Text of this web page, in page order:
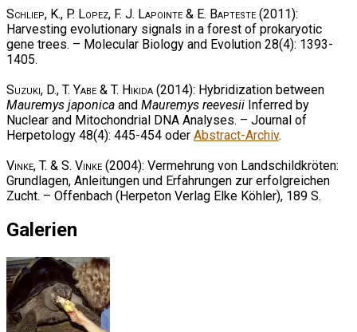
Schliep, K., P. Lopez, F. J. Lapointe & E. Bapteste (2011):
Harvesting evolutionary signals in a forest of prokaryotic
gene trees. – Molecular Biology and Evolution 28(4): 1393-
1405.
Suzuki, D., T. Yabe & T. Hikida (2014): Hybridization between
Mauremys japonica and Mauremys reevesii Inferred by
Nuclear and Mitochondrial DNA Analyses. – Journal of
Herpetology 48(4): 445-454 oder Abstract-Archiv.
Vinke, T. & S. Vinke (2004): Vermehrung von Landschildkröten:
Grundlagen, Anleitungen und Erfahrungen zur erfolgreichen
Zucht. – Offenbach (Herpeton Verlag Elke Köhler), 189 S.
Galerien